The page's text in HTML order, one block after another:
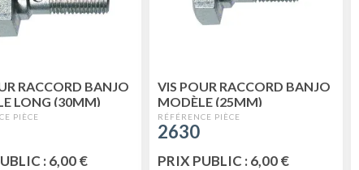
RACCORD BANJO
LONG (30MM)
: 6,00 €
VIS POUR RACCORD BANJO
MODÈLE (25MM)
2630
PRIX PUBLIC : 6,00 €